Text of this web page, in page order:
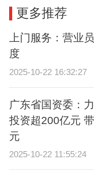
更多推荐
上门服务：营业
度
2025-10-22 16:32:27
广东省国资委：
投资超200亿元
元
2025-10-22 11:55:24